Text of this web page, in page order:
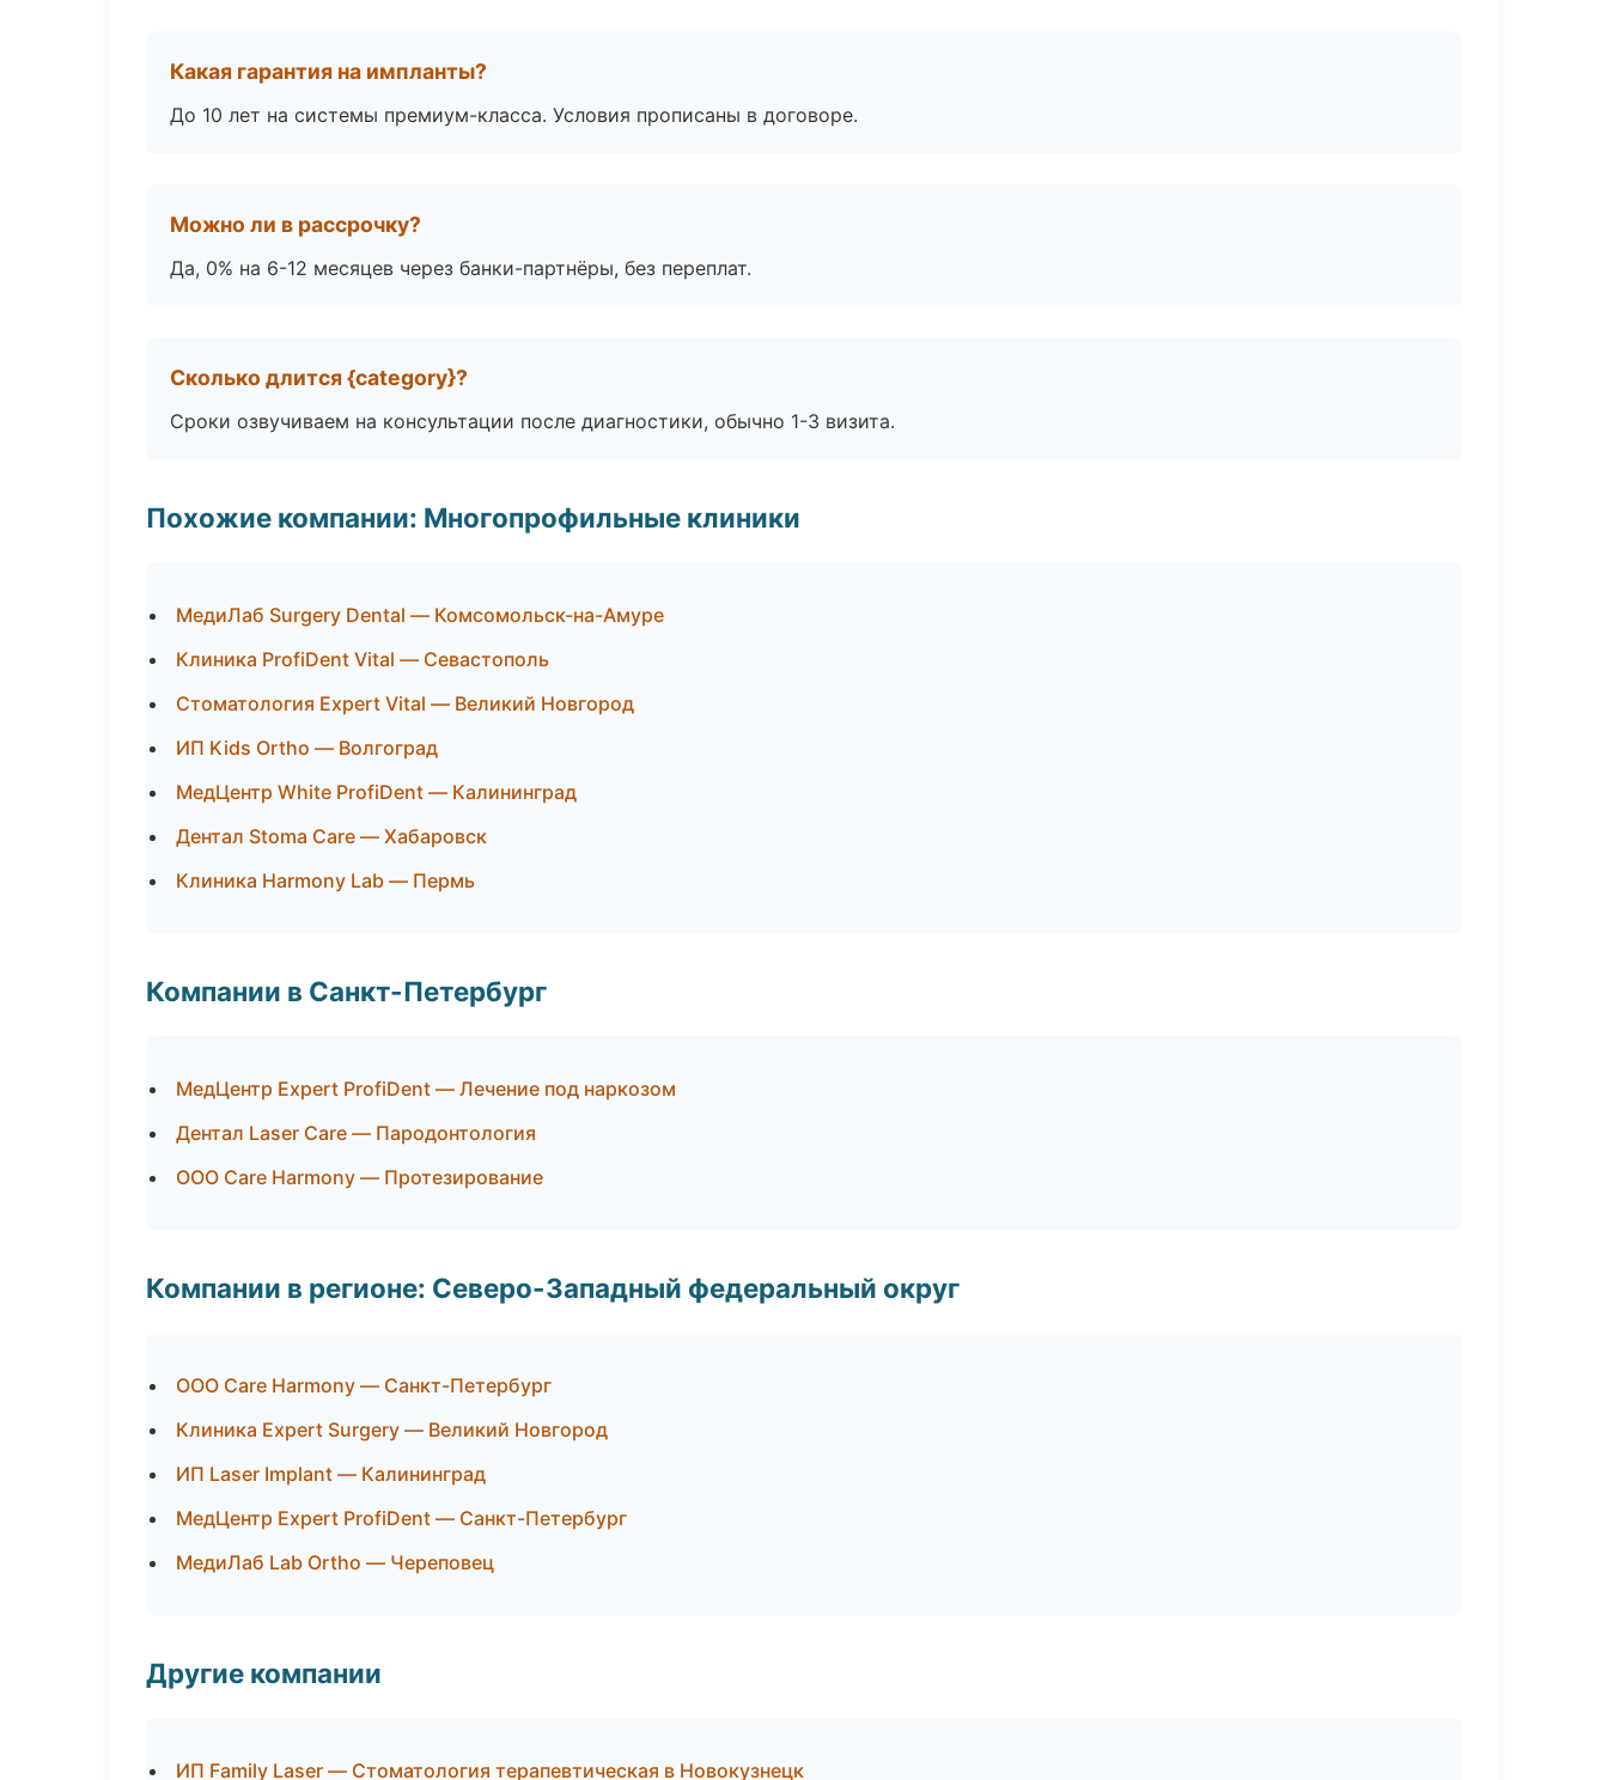
Какая гарантия на импланты?
До 10 лет на системы премиум-класса. Условия прописаны в договоре.
Можно ли в рассрочку?
Да, 0% на 6-12 месяцев через банки-партнёры, без переплат.
Сколько длится {category}?
Сроки озвучиваем на консультации после диагностики, обычно 1-3 визита.
Похожие компании: Многопрофильные клиники
МедиЛаб Surgery Dental — Комсомольск-на-Амуре
Клиника ProfiDent Vital — Севастополь
Стоматология Expert Vital — Великий Новгород
ИП Kids Ortho — Волгоград
МедЦентр White ProfiDent — Калининград
Дентал Stoma Care — Хабаровск
Клиника Harmony Lab — Пермь
Компании в Санкт-Петербург
МедЦентр Expert ProfiDent — Лечение под наркозом
Дентал Laser Care — Пародонтология
ООО Care Harmony — Протезирование
Компании в регионе: Северо-Западный федеральный округ
ООО Care Harmony — Санкт-Петербург
Клиника Expert Surgery — Великий Новгород
ИП Laser Implant — Калининград
МедЦентр Expert ProfiDent — Санкт-Петербург
МедиЛаб Lab Ortho — Череповец
Другие компании
ИП Family Laser — Стоматология терапевтическая в Новокузнецк